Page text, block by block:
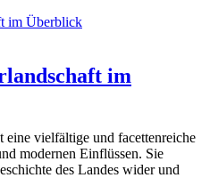
im
vielfältige und facettenreiche
modernen Einflüssen. Sie
des Landes wider und